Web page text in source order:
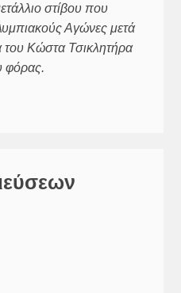
στίβου που
Αγώνες μετά
του Κώστα Τσικλητήρα
φόρας.